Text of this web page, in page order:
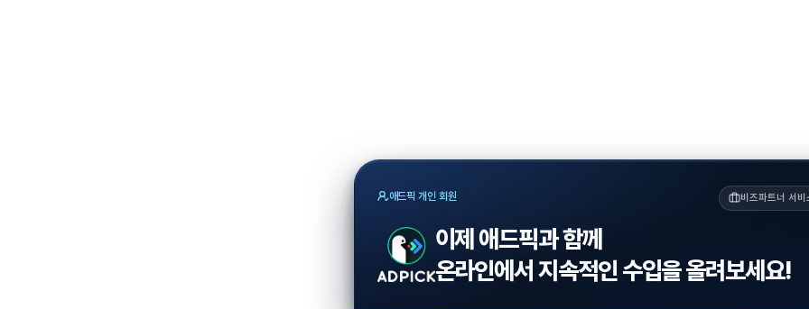
애드픽 개인 회원 비즈파트너 서비
이제 애드픽과 함께
온라인에서 지속적인 수입을 올려보세요!